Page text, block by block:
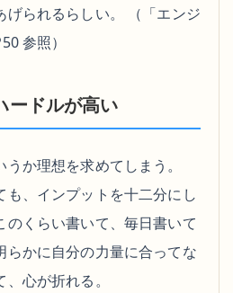
げられるらしい。 （「エンジ
参照）
ードルが高い
か理想を求めてしまう。
も、インプットを十二分にし
のくらい書いて、毎日書いて
らかに自分の力量に合ってな
心が折れる。